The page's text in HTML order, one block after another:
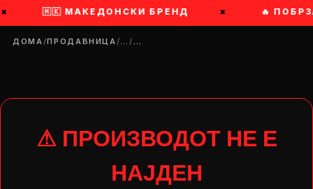
🇲🇰 МАКЕДОНСКИ БРЕНД × 🔥
ДОМА/ПРОДАВНИЦА/…/…
⚠ ПРОИЗВОДОТ НЕ Е
НАЈДЕН